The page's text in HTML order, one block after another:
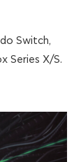
Switch,
Series X/S.